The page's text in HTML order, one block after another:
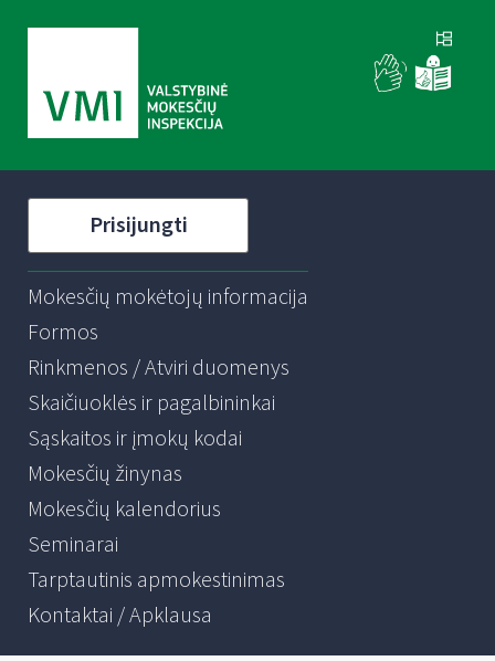
Prisijungti
Mokesčių mokėtojų informacija
Formos
Rinkmenos / Atviri duomenys
Skaičiuoklės ir pagalbininkai
Sąskaitos ir įmokų kodai
Mokesčių žinynas
Mokesčių kalendorius
Seminarai
Tarptautinis apmokestinimas
Kontaktai / Apklausa